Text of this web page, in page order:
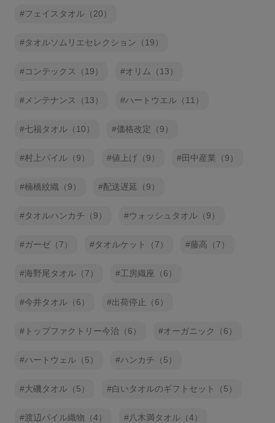
フェイスタオル（20）
タオルソムリエセレクション（19）
コンテックス（19） オリム（13）
メンテナンス（13） ハートウエル（11）
七福タオル（10） 価格改定（9）
村上パイル（9） 値上げ（9） 田中産業（9）
楠橋紋織（9） 配送遅延（9）
タオルハンカチ（9） ウォッシュタオル（9）
ガーゼ（7） タオルケット（7） 藤高（7）
海野尾タオル（7） 工房織座（6）
今井タオル（6） 出荷停止（6）
トップファクトリー今治（6） オーガニック（6）
ハートウェル（5） ハンカチ（5）
大磯タオル（5） 白いタオルのギフトセット（5）
渡辺パイル織物（4） 八木満タオル（4）